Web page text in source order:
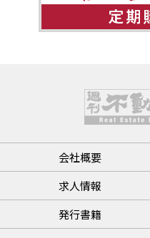
会社概要
求人情報
発行書籍